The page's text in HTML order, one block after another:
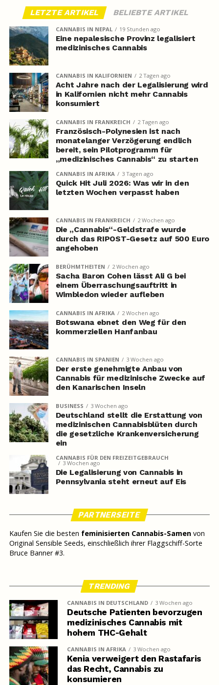
LETZTE ARTIKEL BELIEBTE ARTIKEL
CANNABIS IN NEPAL 19 Stunden ago
Eine nepalesische Provinz legalisiert
medizinisches Cannabis
CANNABIS IN KALIFORNIEN 2 Tagen ago
Acht Jahre nach der Legalisierung wird
in Kalifornien nicht mehr Cannabis
konsumiert
CANNABIS IN FRANKREICH 2 Tagen ago
Französisch-Polynesien ist nach
monatelanger Verzögerung endlich
bereit, sein Pilotprogramm für
„medizinisches Cannabis“ zu starten
CANNABIS IN AFRIKA 3 Tagen ago
Quick Hit Juli 2026: Was wir in den
letzten Wochen verpasst haben
CANNABIS IN FRANKREICH 2 Wochen ago
Die „Cannabis“-Geldstrafe wurde
durch das RIPOST-Gesetz auf 500 Euro
angehoben
BERÜHMTHEITEN 2 Wochen ago
Sacha Baron Cohen lässt Ali G bei
einem Überraschungsauftritt in
Wimbledon wieder aufleben
CANNABIS IN AFRIKA 2 Wochen ago
Botswana ebnet den Weg für den
kommerziellen Hanfanbau
CANNABIS IN SPANIEN 3 Wochen ago
Der erste genehmigte Anbau von
Cannabis für medizinische Zwecke auf
den Kanarischen Inseln
BUSINESS 3 Wochen ago
Deutschland stellt die Erstattung von
medizinischen Cannabisblüten durch
die gesetzliche Krankenversicherung
ein
CANNABIS FÜR DEN FREIZEITGEBRAUCH
3 Wochen ago
Die Legalisierung von Cannabis in
Pennsylvania steht erneut auf Eis
PARTNERSEITE
Kaufen Sie die besten feminisierten Cannabis-Samenvon
Original Sensible Seeds, einschließlich ihrer Flaggschiff-Sorte
Bruce Banner #3.
TRENDING
CANNABIS IN DEUTSCHLAND 3 Wochen ago
Deutsche Patienten bevorzugen
medizinisches Cannabis mit
hohem THC-Gehalt
CANNABIS IN AFRIKA 3 Wochen ago
Kenia verweigert den Rastafaris
das Recht, Cannabis zu
konsumieren